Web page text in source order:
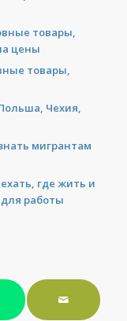
товары,
цены
товары,
Чехия,
мигрантам
где жить и
для работы